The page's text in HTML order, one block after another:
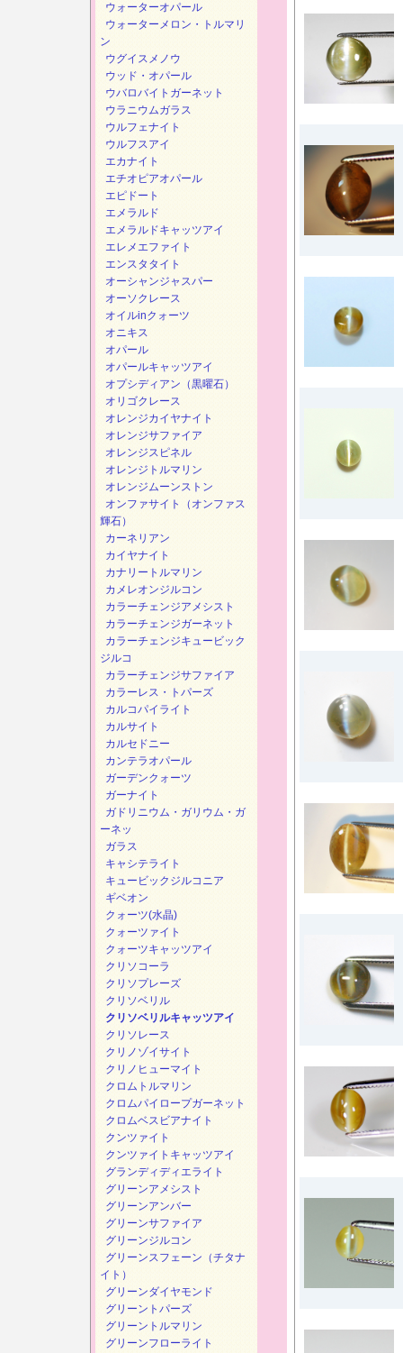
ウォーターオパール
ウォーターメロン・トルマリ
ン
ウグイスメノウ
ウッド・オパール
ウバロバイトガーネット
ウラニウムガラス
ウルフェナイト
ウルフスアイ
エカナイト
エチオピアオパール
エピドート
エメラルド
エメラルドキャッツアイ
エレメエファイト
エンスタタイト
オーシャンジャスパー
オーソクレース
オイルinクォーツ
オニキス
オパール
オパールキャッツアイ
オプシディアン（黒曜石）
オリゴクレース
オレンジカイヤナイト
オレンジサファイア
オレンジスピネル
オレンジトルマリン
オレンジムーンストン
オンファサイト（オンファス
輝石）
カーネリアン
カイヤナイト
カナリートルマリン
カメレオンジルコン
カラーチェンジアメシスト
カラーチェンジガーネット
カラーチェンジキュービック
ジルコ
カラーチェンジサファイア
カラーレス・トパーズ
カルコパイライト
カルサイト
カルセドニー
カンテラオパール
ガーデンクォーツ
ガーナイト
ガドリニウム・ガリウム・ガ
ーネッ
ガラス
キャシテライト
キュービックジルコニア
ギベオン
クォーツ(水晶)
クォーツァイト
クォーツキャッツアイ
クリソコーラ
クリソプレーズ
クリソベリル
クリソベリルキャッツアイ
クリソレース
クリノゾイサイト
クリノヒューマイト
クロムトルマリン
クロムパイロープガーネット
クロムベスビアナイト
クンツァイト
クンツァイトキャッツアイ
グランディディエライト
グリーンアメシスト
グリーンアンバー
グリーンサファイア
グリーンジルコン
グリーンスフェーン（チタナ
イト）
グリーンダイヤモンド
グリーントパーズ
グリーントルマリン
グリーンフローライト